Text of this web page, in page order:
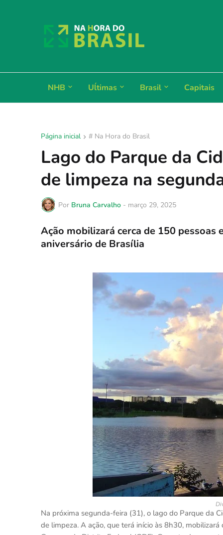
NHB Uĺtimas Brasil Capitais
Página inicial # Na Hora do Brasil
Lago do Parque da
de limpeza na
Por Bruna Carvalho - março 29, 2025
Ação mobilizará cerca de 150 pessoas
aniversário de Brasília
Na próxima segunda-feira (31), o lago do Parque da
de limpeza. A ação, que terá início às 8h30,